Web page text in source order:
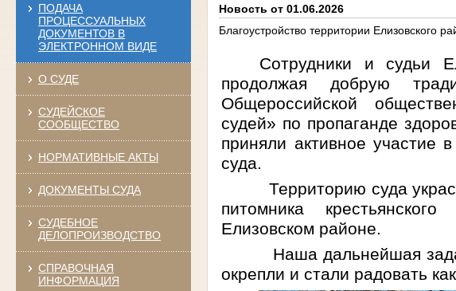
ПОДАЧА
ПРОЦЕССУАЛЬНЫХ
ДОКУМЕНТОВ В
ЭЛЕКТРОННОМ ВИДЕ
О СУДЕ
СУДЕЙСКОЕ
СООБЩЕСТВО
НОРМАТИВНЫЕ АКТЫ
ДОКУМЕНТЫ СУДА
СУДЕБНОЕ
ДЕЛОПРОИЗВОДСТВО
СПРАВОЧНАЯ
ИНФОРМАЦИЯ
Новость от 01.06.2026
Благоустройство территории Елизовского
Сотрудники и судьи
продолжая добрую
Общероссийской
судей» по пропаганде
приняли активное участие
суда.
Территорию суда
питомника
Елизовском районе.
Наша дальнейшая
окрепли и стали радовать